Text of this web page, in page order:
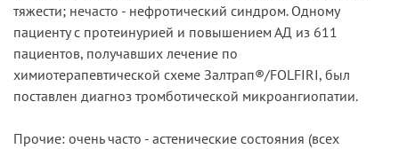
тяжести; нечасто - нефротический синдром. Одному
пациенту с протеинурией и повышением АД из 611
пациентов, получавших лечение по
химиотерапевтической схеме Залтрап®/FOLFIRI, был
поставлен диагноз тромботической микроангиопатии.
Прочие: очень часто - астенические состояния (всех